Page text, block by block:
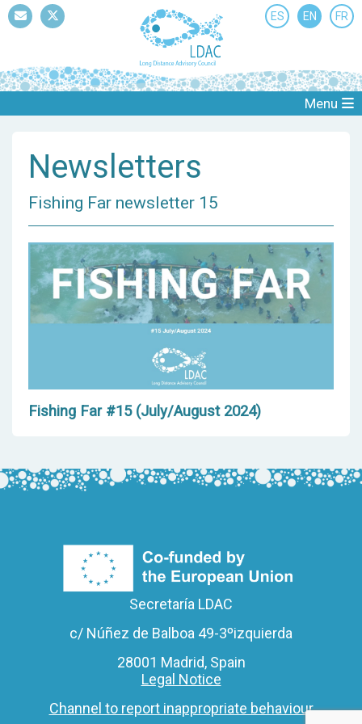
ES EN FR
Menu
Newsletters
Fishing Far newsletter 15
Fishing Far #15 (July/August 2024)
Secretaría LDAC
c/ Núñez de Balboa 49-3ºizquierda
28001 Madrid, Spain
Legal Notice
Channel to report inappropriate behaviour